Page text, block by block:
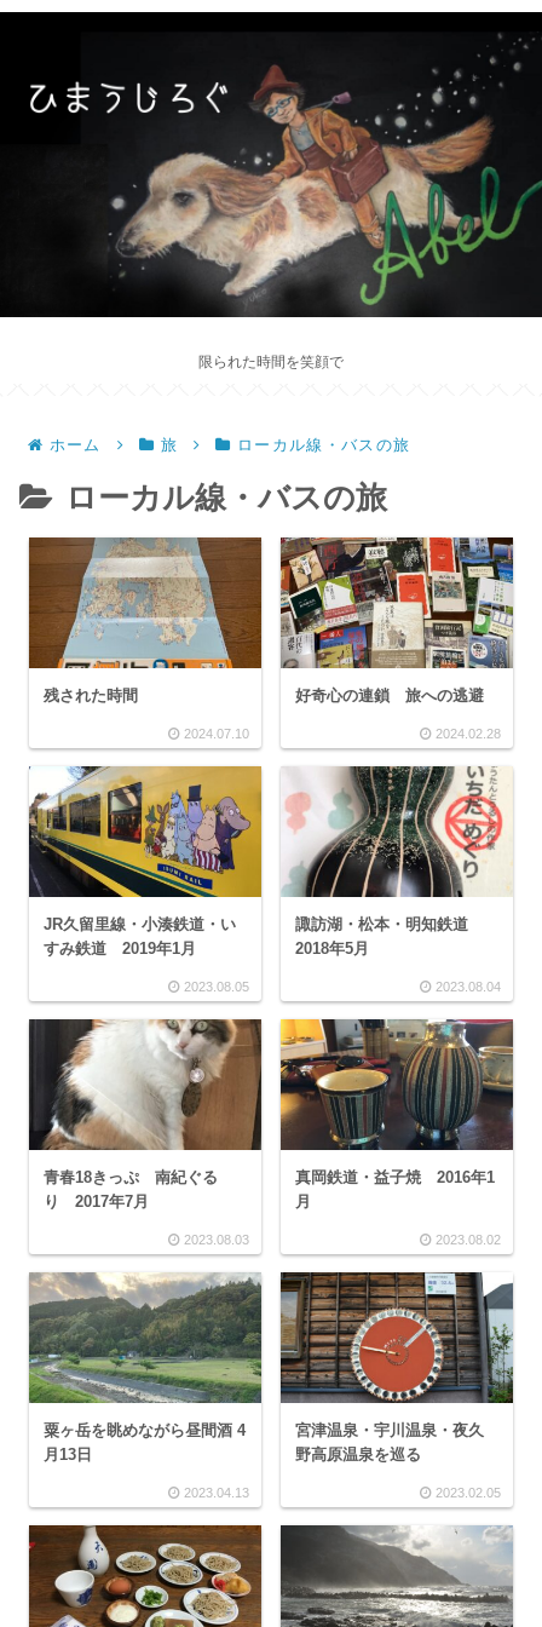
限られた時間を笑顔で
ホーム 旅 ローカル線・バスの旅
ローカル線・バスの旅
残された時間
2024.07.10
好奇心の連鎖 旅への逃避
2024.02.28
JR久留里線・小湊鉄道・い
すみ鉄道 2019年1月
2023.08.05
諏訪湖・松本・明知鉄道
2018年5月
2023.08.04
青春18きっぷ 南紀ぐる
り 2017年7月
2023.08.03
真岡鉄道・益子焼 2016年1
月
2023.08.02
粟ヶ岳を眺めながら昼間酒 4
月13日
2023.04.13
宮津温泉・宇川温泉・夜久
野高原温泉を巡る
2023.02.05